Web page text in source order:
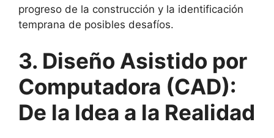
progreso de la construcción y la identificación
temprana de posibles desafíos.
3. Diseño Asistido por
Computadora (CAD):
De la Idea a la Realidad